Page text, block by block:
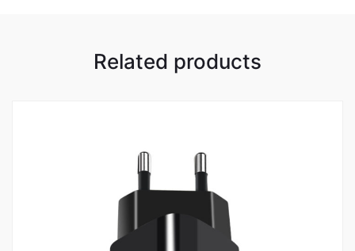
Related products